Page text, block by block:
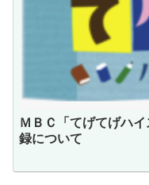
ＭＢＣ「てげてげハ
録について